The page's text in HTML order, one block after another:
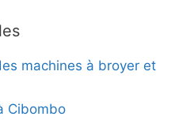
machines à broyer et
Cibombo